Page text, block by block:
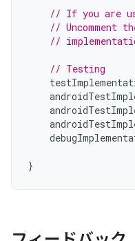
// If you are
// Uncomment
//
// Testing
}